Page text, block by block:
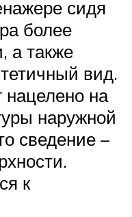
сидя
более
а также
вид.
нацелено на
наружной
сведение –
к